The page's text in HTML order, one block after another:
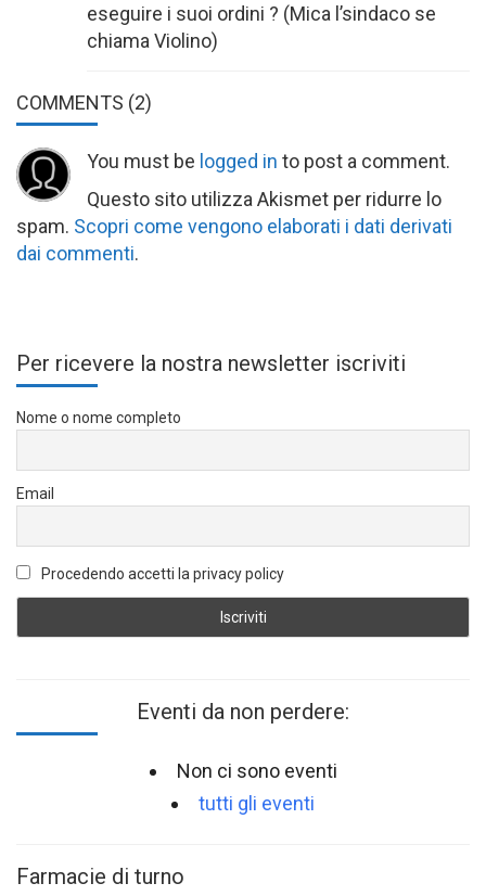
eseguire i suoi ordini ? (Mica l’sindaco se
chiama Violino)
COMMENTS (2)
You must be logged in to post a comment.
Questo sito utilizza Akismet per ridurre lo
spam. Scopri come vengono elaborati i dati derivati
dai commenti.
Per ricevere la nostra newsletter iscriviti
Nome o nome completo
Email
Procedendo accetti la privacy policy
Eventi da non perdere:
Non ci sono eventi
tutti gli eventi
Farmacie di turno